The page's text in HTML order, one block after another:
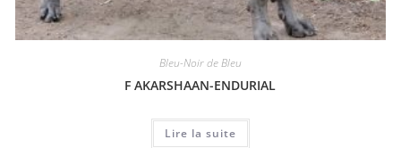
Bleu-Noir de Bleu
F AKARSHAAN-ENDURIAL
Lire la suite